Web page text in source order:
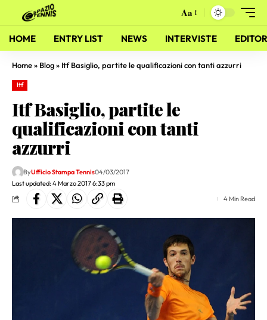
Aa
HOME ENTRY LIST NEWS INTERVISTE
Home» Blog» Itf Basiglio, partite le qualificazioni con tanti azzurri
Itf
Itf Basiglio, partite le
qualificazioni con tanti
azzurri
Last updated: 4 Marzo 2017 6:33 pm
ByUfficio Stampa Tennis04/03/2017
4 Min Read